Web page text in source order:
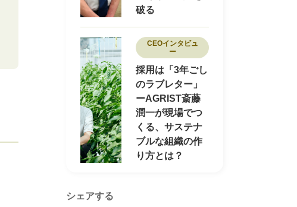
破る
CEOインタビュ
ー
採用は「3年ごし
のラブレター」
ーAGRIST斎藤
潤一が現場でつ
くる、サステナ
ブルな組織の作
り方とは？
シェアする